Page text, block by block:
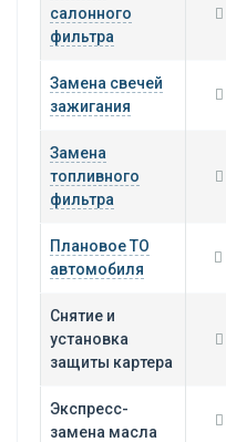
салонного
фильтра
Замена свечей
зажигания
Замена
топливного
фильтра
Плановое ТО
автомобиля
Снятие и
установка
защиты картера
Экспресс-
замена масла